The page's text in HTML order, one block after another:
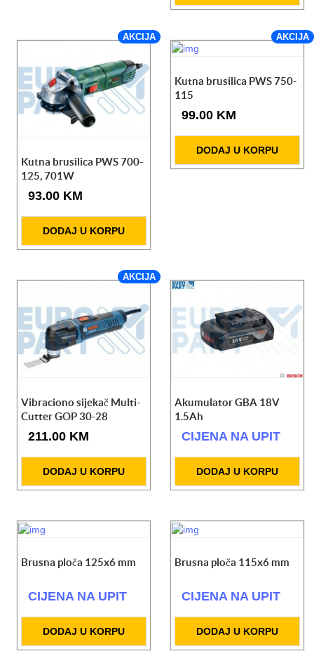
AKCIJA
Kutna brusilica PWS 700-
125, 701W
93.00 KM
DODAJ U KORPU
AKCIJA
Kutna brusilica PWS 750-
115
99.00 KM
DODAJ U KORPU
AKCIJA
Vibraciono sijekač Multi-
Cutter GOP 30-28
211.00 KM
DODAJ U KORPU
Akumulator GBA 18V
1.5Ah
CIJENA NA UPIT
DODAJ U KORPU
Brusna ploča 125x6 mm
CIJENA NA UPIT
DODAJ U KORPU
Brusna ploča 115x6 mm
CIJENA NA UPIT
DODAJ U KORPU